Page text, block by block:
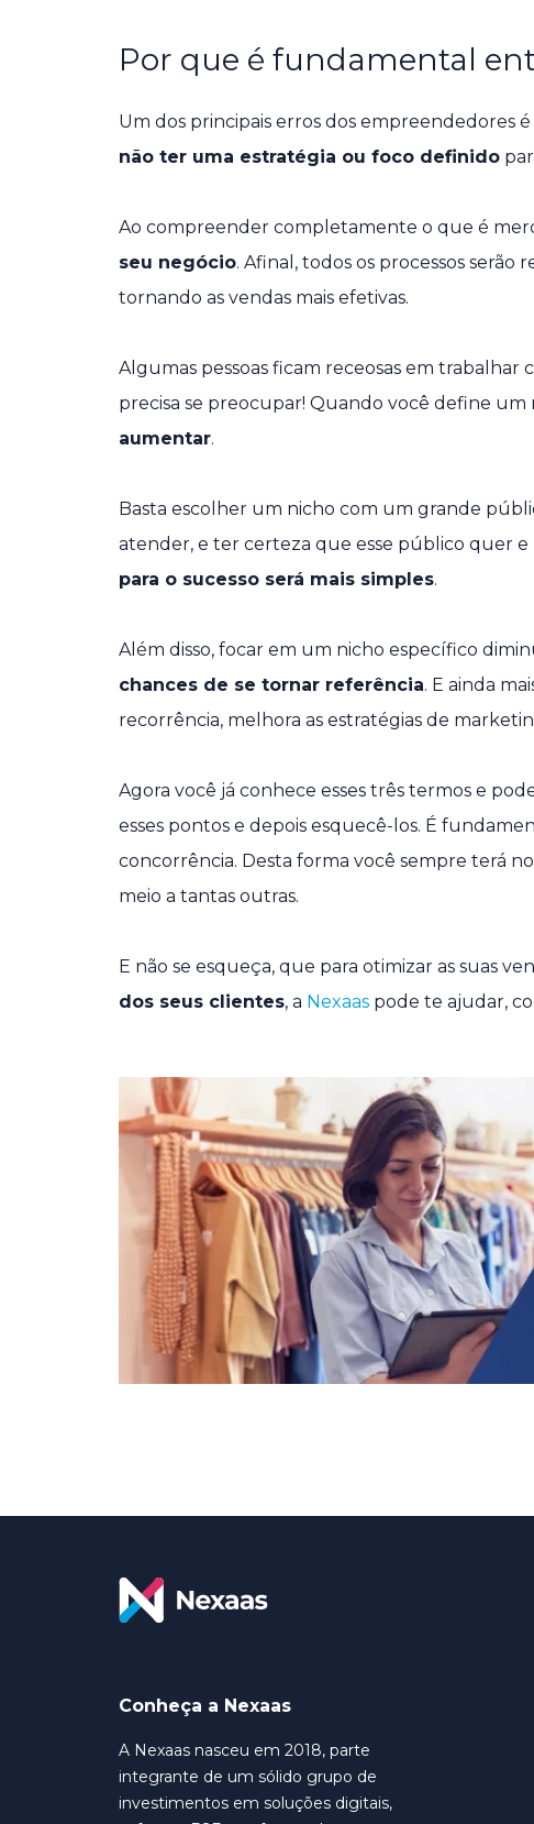
Por que é fundamental
Um dos principais erros dos empreendedores
não ter uma estratégia ou foco definido
Ao compreender completamente o que é
seu negócio. Afinal, todos os processos serão
tornando as vendas mais efetivas.
Algumas pessoas ficam receosas em trabalhar
precisa se preocupar! Quando você define um
aumentar.
Basta escolher um nicho com um grande
atender, e ter certeza que esse público quer e
para o sucesso será mais simples.
Além disso, focar em um nicho específico
chances de se tornar referência. E ainda
recorrência, melhora as estratégias de
Agora você já conhece esses três termos e
esses pontos e depois esquecê-los. É
concorrência. Desta forma você sempre terá
meio a tantas outras.
E não se esqueça, que para otimizar as suas
dos seus clientes, a Nexaas pode te ajudar,
Conheça a Nexaas
A Nexaas nasceu em 2018, parte
integrante de um sólido grupo de
investimentos em soluções digitais,